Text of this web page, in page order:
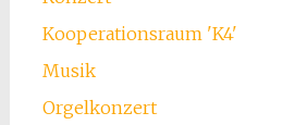
Kooperationsraum 'K4'
Musik
Orgelkonzert